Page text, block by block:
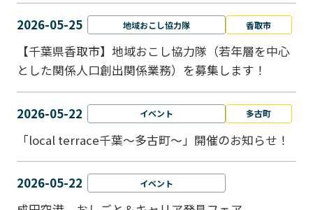
2026-05-25 地域おこし協力隊 香取市
【千葉県香取市】地域おこし協力隊（若年層を中心
とした関係人口創出関係業務）を募集します！
2026-05-22 イベント 多古町
「local terrace千葉～多古町～」開催のお知らせ！
2026-05-22 イベント